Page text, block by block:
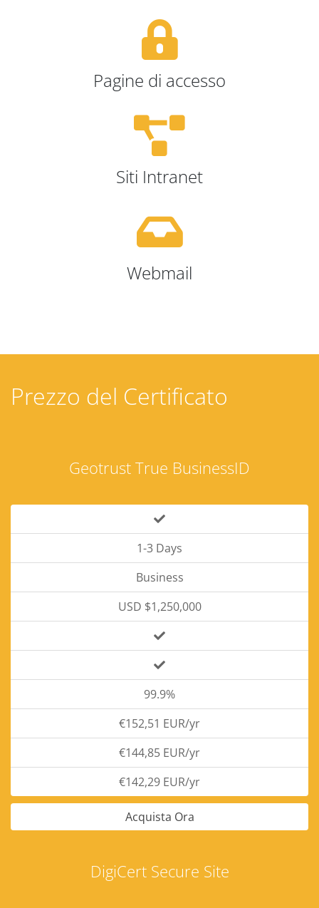
Pagine di accesso
Siti Intranet
Webmail
Prezzo del Certificato
Geotrust True BusinessID
1-3 Days
Business
USD $1,250,000
99.9%
€152,51 EUR/yr
€144,85 EUR/yr
€142,29 EUR/yr
Acquista Ora
DigiCert Secure Site